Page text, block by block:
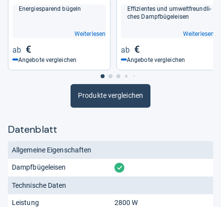
Ener­gie­spa­rend bügeln
Weiterlesen
€
Angebote vergleichen
Effi­zi­en­tes und umwelt­freund­li­
ches Dampf­bü­gel­ei­sen
Weiterlesen
€
Angebote vergleichen
Produkte vergleichen
Datenblatt
Allgemeine Eigenschaften
Dampfbügeleisen vorhanden
Technische Daten
Leistung 2800 W